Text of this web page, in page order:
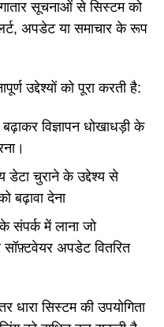
सूचनाओं से सिस्टम को
अपडेट या समाचार के रूप
उद्देश्यों को पूरा करती है:
विज्ञापन धोखाधड़ी के
डेटा चुराने के उद्देश्य से
बढ़ावा देना
संपर्क में लाना जो
सॉफ़्टवेयर अपडेट वितरित
सिस्टम की उपयोगिता